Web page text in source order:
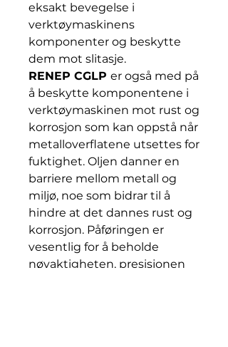
eksakt bevegelse i
verktøymaskinens
komponenter og beskytte
dem mot slitasje.
RENEP CGLP er også med på
å beskytte komponentene i
verktøymaskinen mot rust og
korrosjon som kan oppstå når
metalloverflatene utsettes for
fuktighet. Oljen danner en
barriere mellom metall og
miljø, noe som bidrar til å
hindre at det dannes rust og
korrosjon. Påføringen er
vesentlig for å beholde
nøyaktigheten, presisjonen